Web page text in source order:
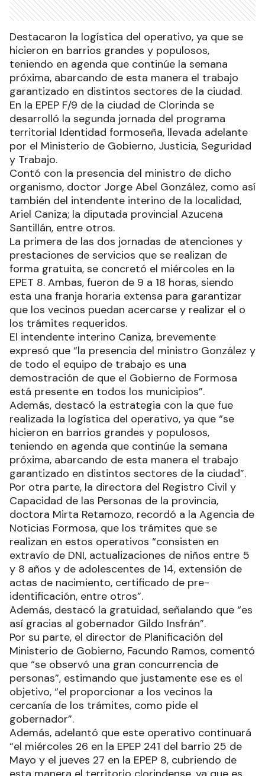
Destacaron la logística del operativo, ya que se
hicieron en barrios grandes y populosos,
teniendo en agenda que continúe la semana
próxima, abarcando de esta manera el trabajo
garantizado en distintos sectores de la ciudad.
En la EPEP F/9 de la ciudad de Clorinda se
desarrolló la segunda jornada del programa
territorial Identidad formoseña, llevada adelante
por el Ministerio de Gobierno, Justicia, Seguridad
y Trabajo.
Contó con la presencia del ministro de dicho
organismo, doctor Jorge Abel González, como así
también del intendente interino de la localidad,
Ariel Caniza; la diputada provincial Azucena
Santillán, entre otros.
La primera de las dos jornadas de atenciones y
prestaciones de servicios que se realizan de
forma gratuita, se concretó el miércoles en la
EPET 8. Ambas, fueron de 9 a 18 horas, siendo
esta una franja horaria extensa para garantizar
que los vecinos puedan acercarse y realizar el o
los trámites requeridos.
El intendente interino Caniza, brevemente
expresó que “la presencia del ministro González y
de todo el equipo de trabajo es una
demostración de que el Gobierno de Formosa
está presente en todos los municipios”.
Además, destacó la estrategia con la que fue
realizada la logística del operativo, ya que “se
hicieron en barrios grandes y populosos,
teniendo en agenda que continúe la semana
próxima, abarcando de esta manera el trabajo
garantizado en distintos sectores de la ciudad”.
Por otra parte, la directora del Registro Civil y
Capacidad de las Personas de la provincia,
doctora Mirta Retamozo, recordó a la Agencia de
Noticias Formosa, que los trámites que se
realizan en estos operativos “consisten en
extravío de DNI, actualizaciones de niños entre 5
y 8 años y de adolescentes de 14, extensión de
actas de nacimiento, certificado de pre-
identificación, entre otros”.
Además, destacó la gratuidad, señalando que “es
así gracias al gobernador Gildo Insfrán”.
Por su parte, el director de Planificación del
Ministerio de Gobierno, Facundo Ramos, comentó
que “se observó una gran concurrencia de
personas”, estimando que justamente ese es el
objetivo, “el proporcionar a los vecinos la
cercanía de los trámites, como pide el
gobernador”.
Además, adelantó que este operativo continuará
“el miércoles 26 en la EPEP 241 del barrio 25 de
Mayo y el jueves 27 en la EPEP 8, cubriendo de